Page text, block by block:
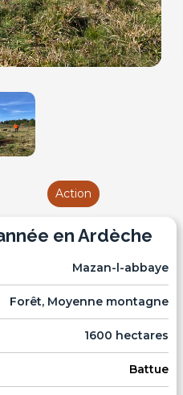
Action
en Ardèche
Mazan-l-abbaye
Forêt, Moyenne montagne
1600 hectares
Battue